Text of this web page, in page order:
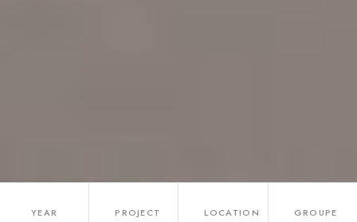
YEAR
PROJECT
LOCATION
GROUPE